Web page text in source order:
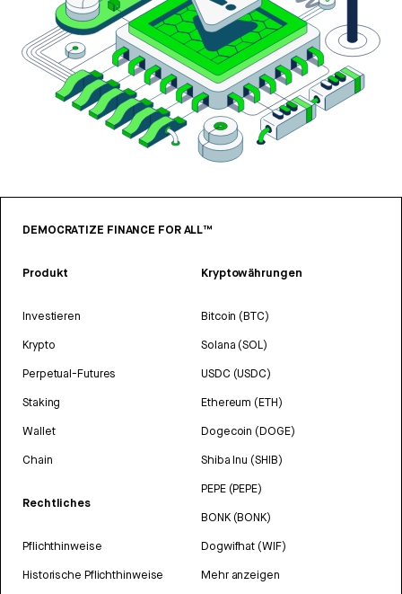
DEMOCRATIZE FINANCE FOR ALL™
Produkt
Investieren
Krypto
Perpetual-Futures
Staking
Wallet
Chain
Rechtliches
Pflichthinweise
Historische Pflichthinweise
Kryptowährungen
Bitcoin (BTC)
Solana (SOL)
USDC (USDC)
Ethereum (ETH)
Dogecoin (DOGE)
Shiba Inu (SHIB)
PEPE (PEPE)
BONK (BONK)
Dogwifhat (WIF)
Mehr anzeigen